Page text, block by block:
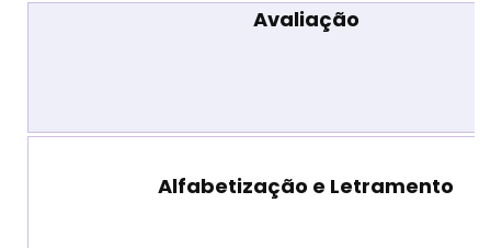
Avaliação
Alfabetização e Letramento